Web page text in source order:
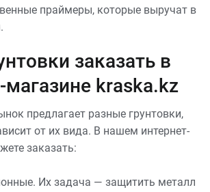
праймеры, которые выручат в
заказать в
магазине kraska.kz
предлагает разные грунтовки,
от их вида. В нашем интернет-
заказать:
Их задача — защитить металл